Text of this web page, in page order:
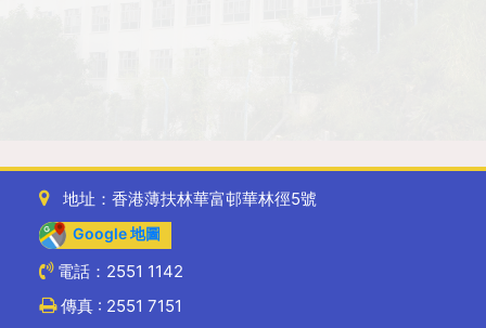
地址：香港薄扶林華富邨華林徑5號
Google 地圖
電話：2551 1142
傳真 : 2551 7151